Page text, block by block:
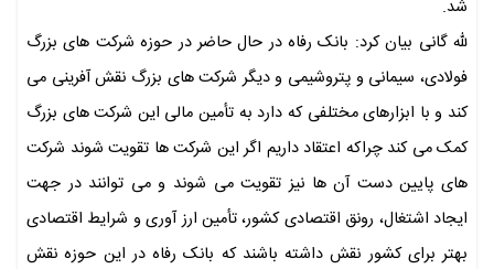
شد.
لله گانی بیان کرد: بانک رفاه در حال حاضر در حوزه شرکت های بزرگ
فولادی، سیمانی و پتروشیمی و دیگر شرکت های بزرگ نقش آفرینی می
کند و با ابزارهای مختلفی که دارد به تأمین مالی این شرکت های بزرگ
کمک می کند چراکه اعتقاد داریم اگر این شرکت ها تقویت شوند شرکت
های پایین دست آن ها نیز تقویت می شوند و می توانند در جهت
ایجاد اشتغال، رونق اقتصادی کشور، تأمین ارز آوری و شرایط اقتصادی
بهتر برای کشور نقش داشته باشند که بانک رفاه در این حوزه نقش